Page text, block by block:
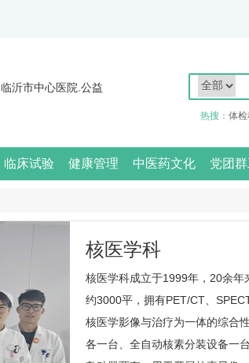
临沂市中心医院.公益
热搜： 体
临床试验 健康管理 中医药文化 党团群
核医学科
核医学科成立于1999年，20余年
约3000平，拥有PET/CT、
核医学影像与治疗为一体的综合
各一台、全自动核素分装设备一